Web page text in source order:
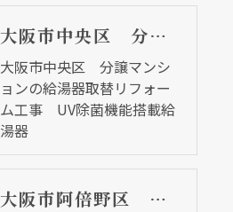
大阪市中央区 分譲マンションの給湯器取替リフォーム工事 UV除菌機能搭載給湯器
大阪市中央区 分譲マンシ
ョンの給湯器取替リフォー
ム工事 UV除菌機能搭載給
湯器
大阪市阿倍野区 分譲マンションのレンジフード取替リフォーム工事 タカラスタンダード